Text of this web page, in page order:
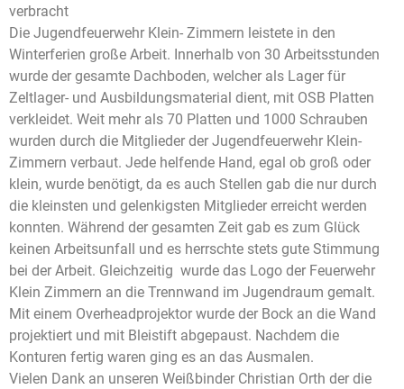
verbracht
Die Jugendfeuerwehr Klein- Zimmern leistete in den
Winterferien große Arbeit. Innerhalb von 30 Arbeitsstunden
wurde der gesamte Dachboden, welcher als Lager für
Zeltlager- und Ausbildungsmaterial dient, mit OSB Platten
verkleidet. Weit mehr als 70 Platten und 1000 Schrauben
wurden durch die Mitglieder der Jugendfeuerwehr Klein-
Zimmern verbaut. Jede helfende Hand, egal ob groß oder
klein, wurde benötigt, da es auch Stellen gab die nur durch
die kleinsten und gelenkigsten Mitglieder erreicht werden
konnten. Während der gesamten Zeit gab es zum Glück
keinen Arbeitsunfall und es herrschte stets gute Stimmung
bei der Arbeit. Gleichzeitig wurde das Logo der Feuerwehr
Klein Zimmern an die Trennwand im Jugendraum gemalt.
Mit einem Overheadprojektor wurde der Bock an die Wand
projektiert und mit Bleistift abgepaust. Nachdem die
Konturen fertig waren ging es an das Ausmalen.
Vielen Dank an unseren Weißbinder Christian Orth der die